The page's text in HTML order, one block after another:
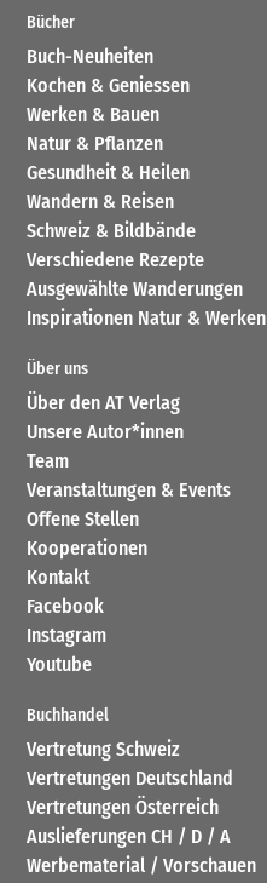
Bücher
Buch-Neuheiten
Kochen & Geniessen
Werken & Bauen
Natur & Pflanzen
Gesundheit & Heilen
Wandern & Reisen
Schweiz & Bildbände
Verschiedene Rezepte
Ausgewählte Wanderungen
Inspirationen Natur & Werken
Über uns
Über den AT Verlag
Unsere Autor*innen
Team
Veranstaltungen & Events
Offene Stellen
Kooperationen
Kontakt
Facebook
Instagram
Youtube
Buchhandel
Vertretung Schweiz
Vertretungen Deutschland
Vertretungen Österreich
Auslieferungen CH / D / A
Werbematerial / Vorschauen